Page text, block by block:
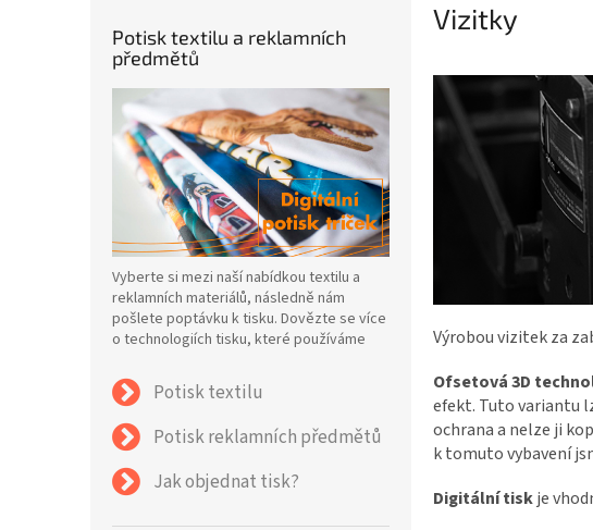
Potisk textilu a reklamních
předmětů
Vyberte si mezi naší nabídkou textilu a
reklamních materiálů, následně nám
pošlete poptávku k tisku. Dovězte se více
o technologiích tisku, které používáme
Potisk textilu
Potisk reklamních předmětů
Jak objednat tisk?
Vizitky
Výrobou vizitek za
Ofsetová 3D
efekt. Tuto variantu
ochrana a nelze ji
k tomuto vybavení
Digitální tiskje